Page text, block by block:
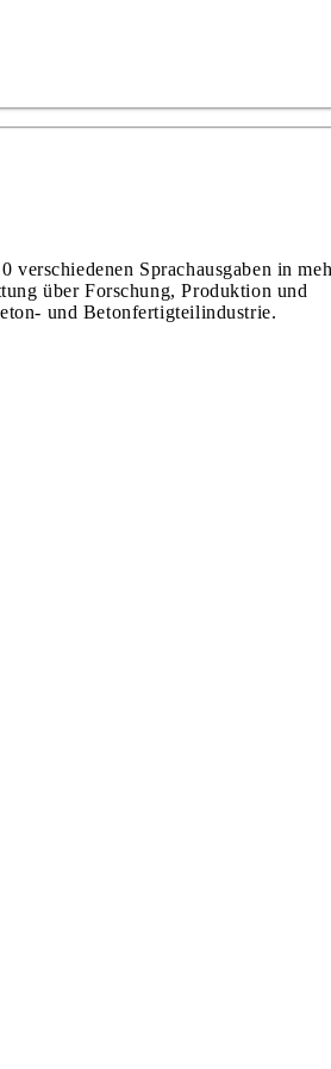
Sprachausgaben in
über Forschung, Produktion und
und Betonfertigteilindustrie.